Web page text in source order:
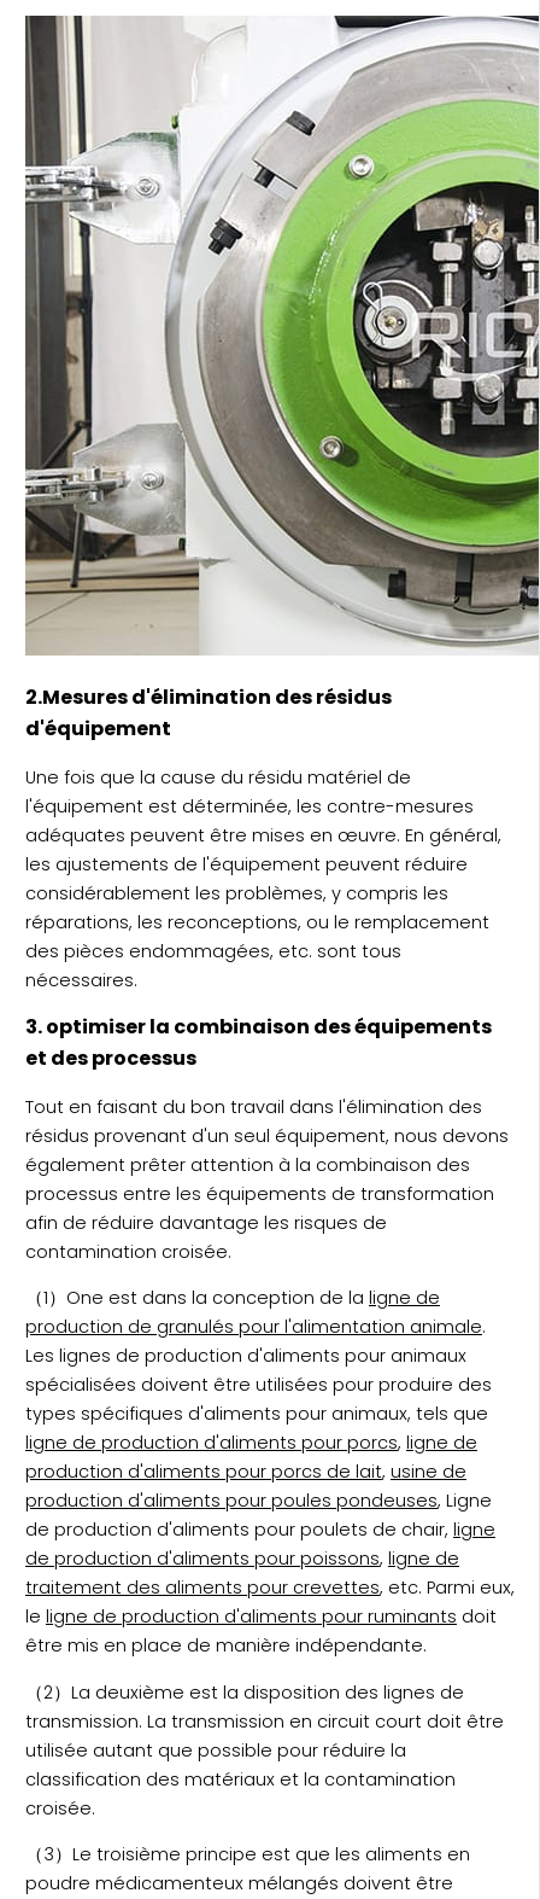
2.Mesures d'élimination des résidus
d'équipement
Une fois que la cause du résidu matériel de
l'équipement est déterminée, les contre-mesures
adéquates peuvent être mises en œuvre. En général,
les ajustements de l'équipement peuvent réduire
considérablement les problèmes, y compris les
réparations, les reconceptions, ou le remplacement
des pièces endommagées, etc. sont tous
nécessaires.
3. optimiser la combinaison des équipements
et des processus
Tout en faisant du bon travail dans l'élimination des
résidus provenant d'un seul équipement, nous devons
également prêter attention à la combinaison des
processus entre les équipements de transformation
afin de réduire davantage les risques de
contamination croisée.
（1）One est dans la conception de la ligne de
production de granulés pour l'alimentation animale.
Les lignes de production d'aliments pour animaux
spécialisées doivent être utilisées pour produire des
types spécifiques d'aliments pour animaux, tels que
ligne de production d'aliments pour porcs, ligne de
production d'aliments pour porcs de lait, usine de
production d'aliments pour poules pondeuses, Ligne
de production d'aliments pour poulets de chair, ligne
de production d'aliments pour poissons, ligne de
traitement des aliments pour crevettes, etc. Parmi eux,
le ligne de production d'aliments pour ruminants doit
être mis en place de manière indépendante.
（2）La deuxième est la disposition des lignes de
transmission. La transmission en circuit court doit être
utilisée autant que possible pour réduire la
classification des matériaux et la contamination
croisée.
（3）Le troisième principe est que les aliments en
poudre médicamenteux mélangés doivent être